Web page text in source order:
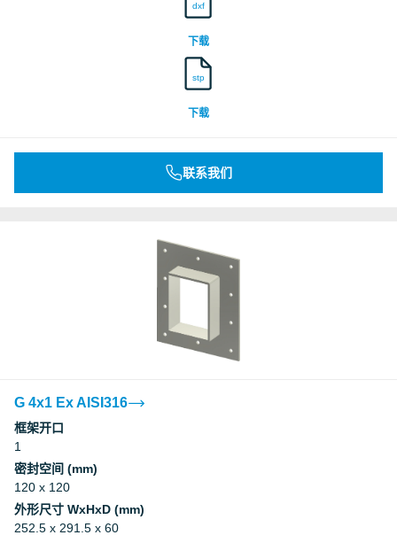
dxf
下载
stp
下载
联系我们
G 4x1 Ex AISI316
框架开口
1
密封空间 (mm)
120 x 120
外形尺寸 WxHxD (mm)
252.5 x 291.5 x 60